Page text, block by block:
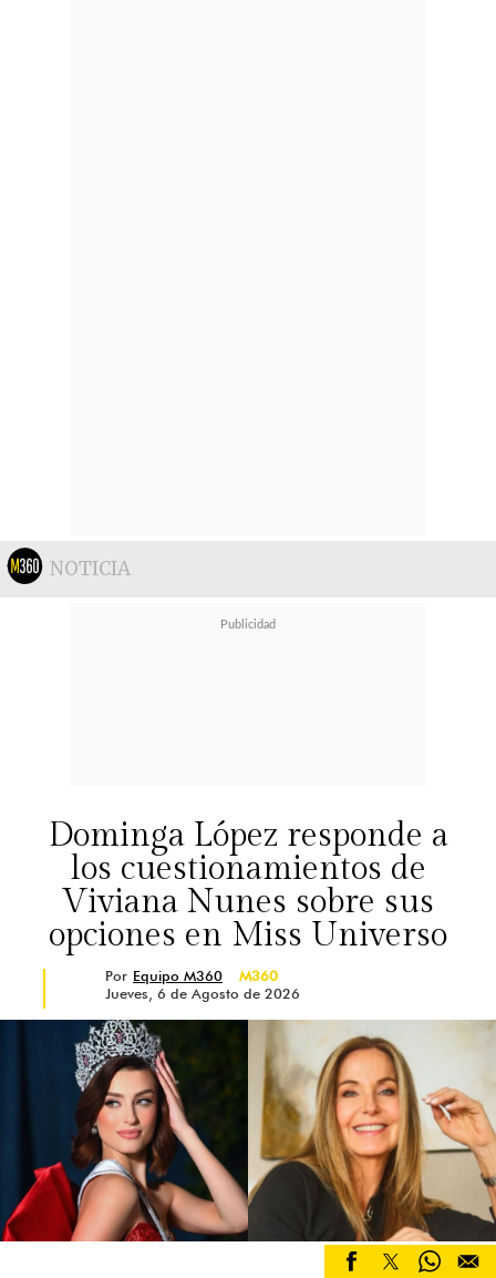
NOTICIA
Dominga López responde a
los cuestionamientos de
Viviana Nunes sobre sus
opciones en Miss Universo
Por Equipo M360
M360
Jueves, 6 de Agosto de 2026